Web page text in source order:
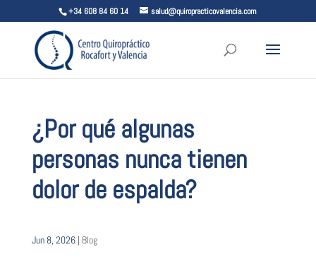
+34 608 84 60 14 salud@quiropracticovalencia.com
¿Por qué algunas
personas nunca tienen
dolor de espalda?
Jun 8, 2026| Blog